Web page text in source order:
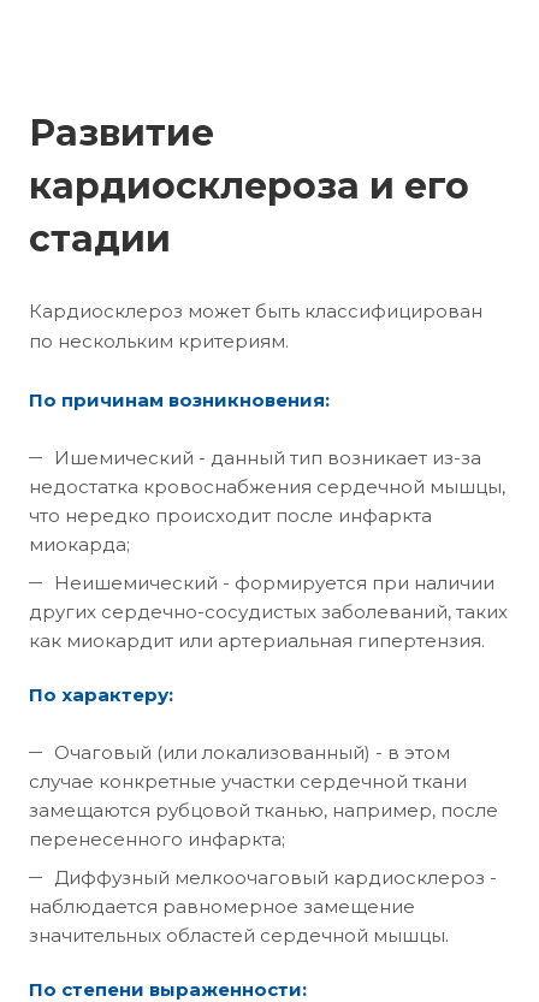
Развитие
кардиосклероза и его
стадии
Кардиосклероз может быть классифицирован
по нескольким критериям.
По причинам возникновения:
Ишемический - данный тип возникает из-за
недостатка кровоснабжения сердечной мышцы,
что нередко происходит после инфаркта
миокарда;
Неишемический - формируется при наличии
других сердечно-сосудистых заболеваний, таких
как миокардит или артериальная гипертензия.
По характеру:
Очаговый (или локализованный) - в этом
случае конкретные участки сердечной ткани
замещаются рубцовой тканью, например, после
перенесенного инфаркта;
Диффузный мелкоочаговый кардиосклероз -
наблюдается равномерное замещение
значительных областей сердечной мышцы.
По степени выраженности: